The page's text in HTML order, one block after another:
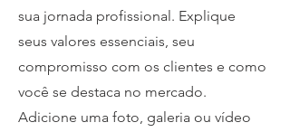
sua jornada profissional. Explique
seus valores essenciais, seu
compromisso com os clientes e como
você se destaca no mercado.
Adicione uma foto, galeria ou vídeo